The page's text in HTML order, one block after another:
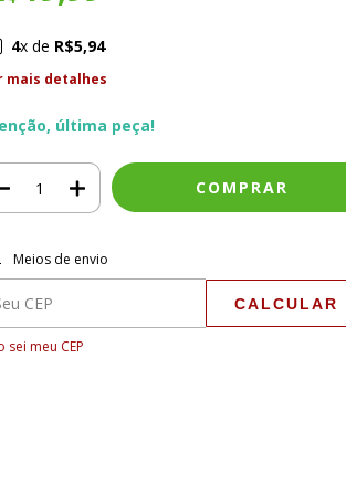
4x de R$5,94
mais detalhes
última peça!
para o CEP:
Meios de envio
CALCULAR
sei meu CEP